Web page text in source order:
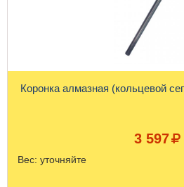
3 597
Вес: уточняйте